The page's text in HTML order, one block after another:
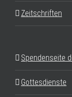
Zeitschriften
Spendenseite
Gottesdienste